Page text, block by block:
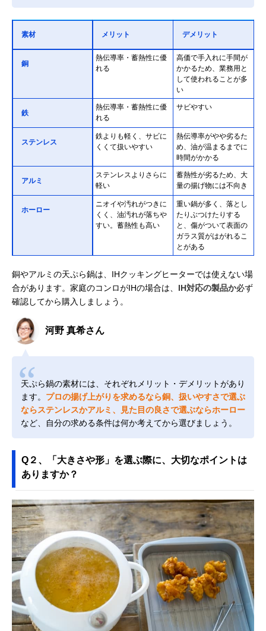
素材 メリット デメリット
銅
熱伝導率・蓄熱性に優
れる
高価で手入れに手間が
かかるため、業務用と
して使われることが多
い
鉄
熱伝導率・蓄熱性に優
れる
サビやすい
ステンレス
鉄よりも軽く、サビに
くくて扱いやすい
熱伝導率がやや劣るた
め、油が温まるまでに
時間がかかる
アルミ
ステンレスよりさらに
軽い
蓄熱性が劣るため、大
量の揚げ物には不向き
ホーロー
ニオイや汚れがつきに
くく、油汚れが落ちや
すい。蓄熱性も高い
重い鍋が多く、落とし
たりぶつけたりする
と、傷がついて表面の
ガラス質がはがれるこ
とがある
銅やアルミの天ぷら鍋は、IHクッキングヒーターでは使えない場
合があります。家庭のコンロがIHの場合は、 IH対応の製品か必ず
確認してから購入しましょう。
河野 真希さん
天ぷら鍋の素材には、それぞれメリット・デメリットがあり
ます。 プロの揚げ上がりを求めるなら銅、扱いやすさで選ぶ
ならステンレスかアルミ、見た目の良さで選ぶならホーロー
など、自分の求める条件は何か考えてから選びましょう。
Q２、「大きさや形」を選ぶ際に、大切なポイントは
ありますか？